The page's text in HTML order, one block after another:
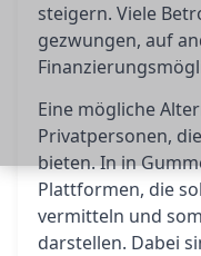
steigern. Viele
gezwungen, auf
Eine mögliche
Privatpersonen,
bieten. In in
Plattformen, die
vermitteln und
darstellen. Dabei